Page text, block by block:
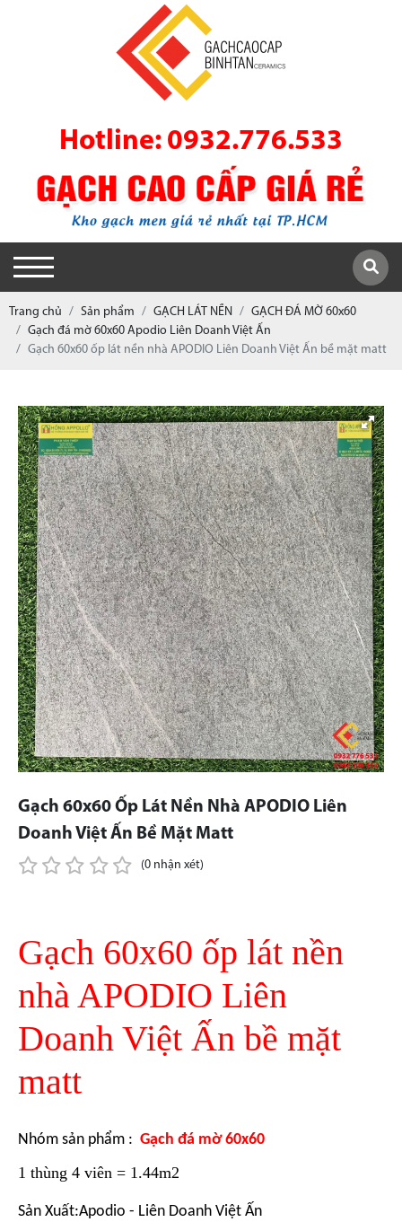
Hotline: 0932.776.533
Trang chủ Sản phẩm GẠCH LÁT NỀN
GẠCH ĐÁ MỜ 60x60
Gạch đá mờ 60x60 Apodio Liên Doanh Việt Ấn
Gạch 60x60 ốp lát nền nhà APODIO Liên Doanh Việt Ấn bề mặt matt
Gạch 60x60 Ốp Lát Nền Nhà APODIO Liên
Doanh Việt Ấn Bề Mặt Matt
(0 nhận xét)
Gạch 60x60 ốp lát nền
nhà APODIO Liên
Doanh Việt Ấn bề mặt
matt
Nhóm sản phẩm : Gạch đá mờ 60x60
1 thùng 4 viên = 1.44m2
Sản Xuất:Apodio - Liên Doanh Việt Ấn